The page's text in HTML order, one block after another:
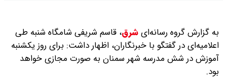
به گزارش گروه رسانه‌ایشرق، قاسم شریفی شامگاه شنبه طی
اعلامیه‌ای در گفتگو با خبرنگاران، اظهار داشت: برای روز یکشنبه
آموزش در شش مدرسه شهر سمنان به صورت مجازی خواهد
بود.